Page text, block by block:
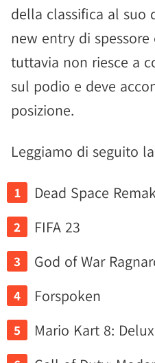
della classifica al suo
new entry di spessore
tuttavia non riesce a
sul podio e deve
posizione.
Leggiamo di seguito
Dead Space
FIFA 23
God of War
Forspoken
Mario Kart 8: